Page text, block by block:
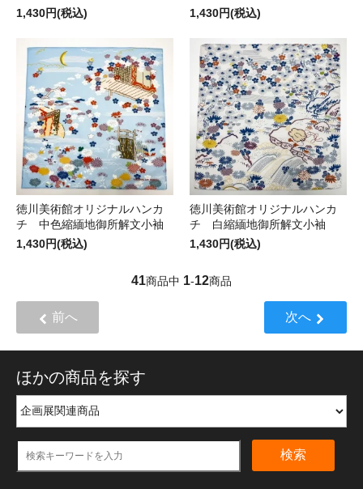
1,430円(税込)
1,430円(税込)
徳川美術館オリジナルハンカ
チ 中色縮緬地御所解文小袖
1,430円(税込)
徳川美術館オリジナルハンカ
チ 白縮緬地御所解文小袖
1,430円(税込)
41商品中 1-12商品
前へ 次へ
ほかの商品を探す
検索